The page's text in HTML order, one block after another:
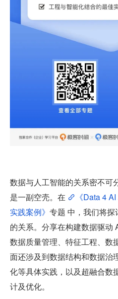
数据与人工智能的关系密不可
是一副空壳。在
《Data 4
实践案例》 专题 中，我们将
的关系。分享在构建数据驱动
数据质量管理、特征工程、数
面还涉及到数据结构和数据治
化等具体实践，以及超融合数
计及优化。